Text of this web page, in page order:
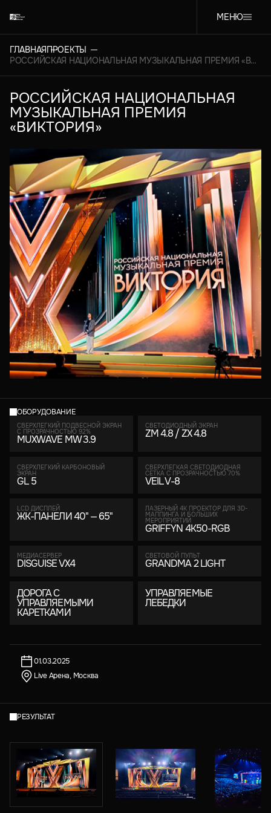
МЕНЮ
ГЛАВНАЯПРОЕКТЫ
РОССИЙСКАЯ НАЦИОНАЛЬНАЯ МУЗЫКАЛЬНАЯ ПРЕМИЯ «ВИКТОРИЯ»
РОССИЙСКАЯ НАЦИОНАЛЬНАЯ
МУЗЫКАЛЬНАЯ ПРЕМИЯ
«ВИКТОРИЯ»
ОБОРУДОВАНИЕ
СВЕРХЛЕГКИЙ ПОДВЕСНОЙ ЭКРАН
С ПРОЗРАЧНОСТЬЮ 92%
MUXWAVE MW 3.9
СВЕТОДИОДНЫЙ ЭКРАН
ZM 4.8 / ZX 4.8
СВЕРХЛЕГКИЙ КАРБОНОВЫЙ
ЭКРАН
GL 5
CВЕРХЛЕГКАЯ СВЕТОДИОДНАЯ
СЕТКА С ПРОЗРАЧНОСТЬЮ 70%
VEIL V-8
LCD ДИСПЛЕЙ
ЖК-ПАНЕЛИ 40" — 65"
ЛАЗЕРНЫЙ 4K ПРОЕКТОР ДЛЯ 3D-
МАППИНГА И БОЛЬШИХ
МЕРОПРИЯТИЙ
GRIFFYN 4K50-RGB
МЕДИАСЕРВЕР
DISGUISE VX4
СВЕТОВОЙ ПУЛЬТ
GRANDMA 2 LIGHT
ДОРОГА С
УПРАВЛЯЕМЫМИ
КАРЕТКАМИ
УПРАВЛЯЕМЫЕ
ЛЕБЕДКИ
01.03.2025
Live Арена, Москва
РЕЗУЛЬТАТ